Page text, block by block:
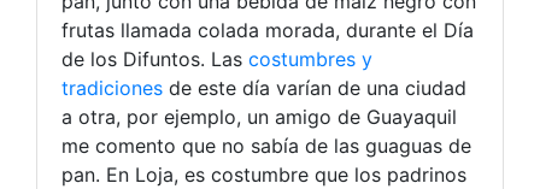
frutas llamada colada morada, durante el Día
de los Difuntos. Las costumbres y
tradiciones de este día varían de una ciudad
a otra, por ejemplo, un amigo de Guayaquil
me comento que no sabía de las guaguas de
pan. En Loja, es costumbre que los padrinos